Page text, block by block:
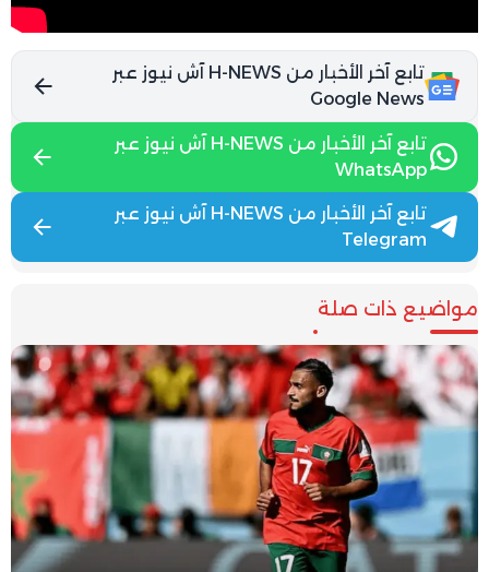
تابع آخر الأخبار من H-NEWS آش نيوز عبر
Google News
تابع آخر الأخبار من H-NEWS آش نيوز عبر
WhatsApp
تابع آخر الأخبار من H-NEWS آش نيوز عبر
Telegram
مواضيع ذات صلة